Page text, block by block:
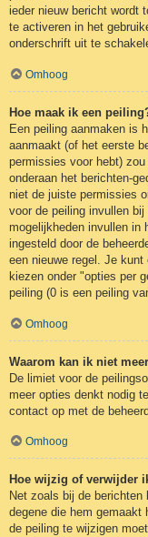
ieder nieuw bericht wordt
te activeren in het
onderschrift uit te
Omhoog
Hoe maak ik een
Een peiling aanmaken is
aanmaakt (of het eerste
permissies voor hebt)
onderaan het berichten-
niet de juiste permissies
voor de peiling invullen
mogelijkheden invullen in
ingesteld door de
een nieuwe regel. Je
kiezen onder "opties per
peiling (0 is een peiling
Omhoog
Waarom kan ik niet
De limiet voor de
meer opties denkt nodig
contact op met de
Omhoog
Hoe wijzig of verwijder
Net zoals bij de berichten
degene die hem gemaakt
de peiling te wijzigen